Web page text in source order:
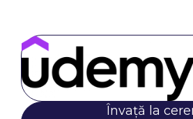
Învață la